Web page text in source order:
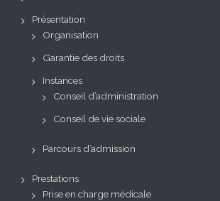
Présentation
Organisation
Garantie des droits
Instances
Conseil d’administration
Conseil de vie sociale
Parcours d’admission
Prestations
Prise en charge médicale